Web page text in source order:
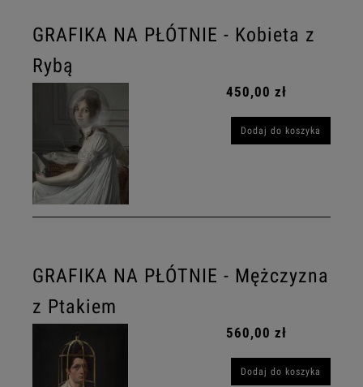
GRAFIKA NA PŁÓTNIE - Kobieta z
Rybą
450,00 zł
Dodaj do koszyka
GRAFIKA NA PŁÓTNIE - Mężczyzna
z Ptakiem
560,00 zł
Dodaj do koszyka